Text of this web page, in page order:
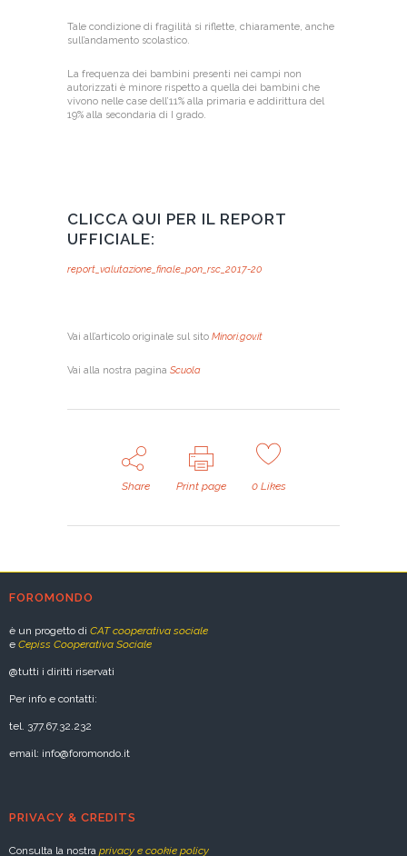
Tale condizione di fragilità si riflette, chiaramente, anche
sull’andamento scolastico.
La frequenza dei bambini presenti nei campi non
autorizzati è minore rispetto a quella dei bambini che
vivono nelle case dell’11% alla primaria e addirittura del
19% alla secondaria di I grado.
CLICCA QUI PER IL REPORT
UFFICIALE:
report_valutazione_finale_pon_rsc_2017-20
Vai all’articolo originale sul sito Minori.gov.it
Vai alla nostra pagina Scuola
Share Print page 0Likes
FOROMONDO
è un progetto di CAT cooperativa sociale
e Cepiss Cooperativa Sociale
@tutti i diritti riservati
Per info e contatti:
tel. 377.67.32.232
email: info@foromondo.it
PRIVACY & CREDITS
Consulta la nostra privacy e cookie policy